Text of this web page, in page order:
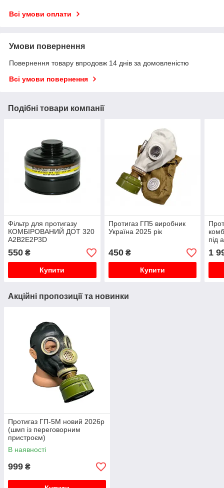
Всі умови оплати
Умови повернення
Повернення товару впродовж 14 днів за домовленістю
Всі умови повернення
Подібні товари компанії
Фільтр для протигазу
КОМБІРОВАНИЙ ДОТ 320
А2В2Е2P3D
550 ₴
Купити
Протигаз ГП5 виробник
Україна 2025 рік
450₴
Купити
під
1
Акційні пропозиції та новинки
Протигаз ГП-5М новий 2026р
(шмп із переговорним
пристроєм)
В наявності
999 ₴